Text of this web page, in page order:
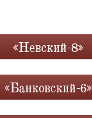
«Невский-8»
«Банковский-6»